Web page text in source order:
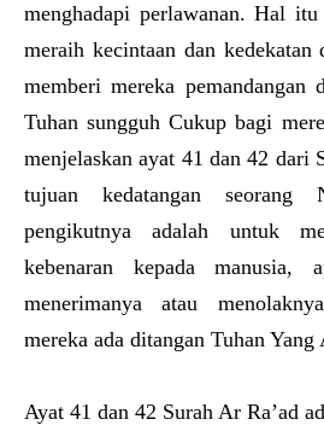
menghadapi perlawanan. Hal
meraih kecintaan dan
memberi mereka pemandangan
Tuhan sungguh Cukup bagi
menjelaskan ayat 41 dan 42 dari
tujuan kedatangan seorang
pengikutnya adalah untuk
kebenaran kepada manusia,
menerimanya atau
mereka ada ditangan Tuhan
Ayat 41 dan 42 Surah Ar Ra’ad